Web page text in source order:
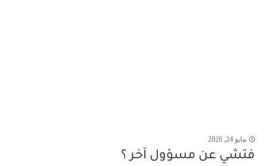
مايو 24, 2026
فتشي عن مسؤول آخر ؟